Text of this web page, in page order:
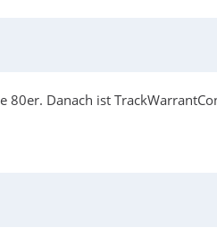
Danach ist